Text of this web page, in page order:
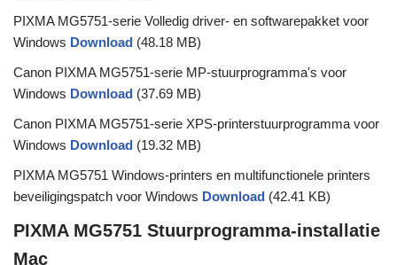
PIXMA MG5751-serie Volledig driver- en softwarepakket voor
Windows Download (48.18 MB)
Canon PIXMA MG5751-serie MP-stuurprogramma's voor
Windows Download (37.69 MB)
Canon PIXMA MG5751-serie XPS-printerstuurprogramma voor
Windows Download (19.32 MB)
PIXMA MG5751 Windows-printers en multifunctionele printers
beveiligingspatch voor Windows Download (42.41 KB)
PIXMA MG5751 Stuurprogramma-installatie
Mac